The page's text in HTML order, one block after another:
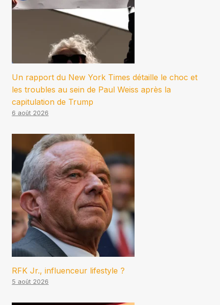
Un rapport du New York Times détaille le choc et
les troubles au sein de Paul Weiss après la
capitulation de Trump
6 août 2026
RFK Jr., influenceur lifestyle ?
5 août 2026